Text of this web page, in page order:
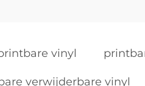
vinyl
verwijderbare vinyl